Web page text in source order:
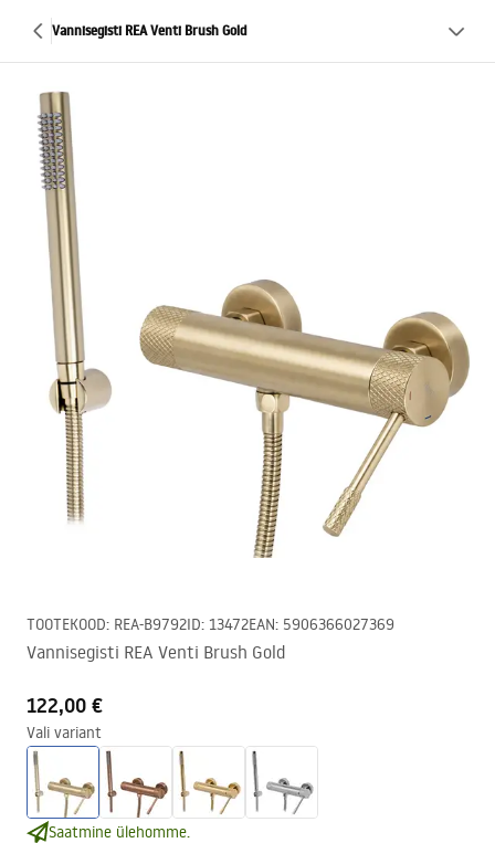
Vannisegisti REA Venti Brush Gold
TOOTEKOOD: REA-B9792ID: 13472EAN: 5906366027369
Vannisegisti REA Venti Brush Gold
122,00 €
Vali variant
Saatmine ülehomme.